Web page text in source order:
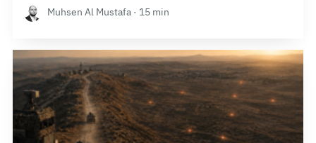
Muhsen Al Mustafa · 15 min